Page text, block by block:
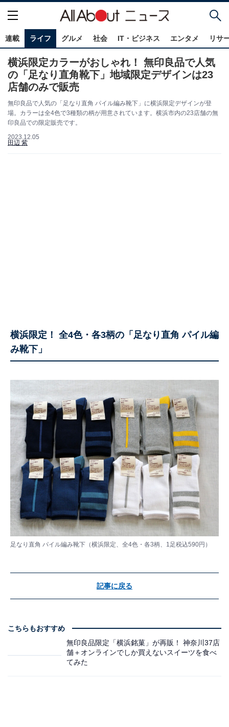
連載 ライフ グルメ 社会 IT・ビジネス エンタメ リサ
横浜限定カラーがおしゃれ！ 無印良品で人気
の「足なり直角靴下」地域限定デザインは23
店舗のみで販売
無印良品で人気の「足なり直角 パイル編み靴下」に横浜限定デザインが登
場。カラーは全4色で3種類の柄が用意されています。横浜市内の23店舗の無
印良品での限定販売です。
2023.12.05
田辺 紫
横浜限定！ 全4色・各3柄の「足なり直角 パイル編
み靴下」
足なり直角 パイル編み靴下（横浜限定、全4色・各3柄、1足税込590円）
記事に戻る
こちらもおすすめ
無印良品限定「横浜銘菓」が再販！ 神奈川37店
舗＋オンラインでしか買えないスイーツを食べ
てみた